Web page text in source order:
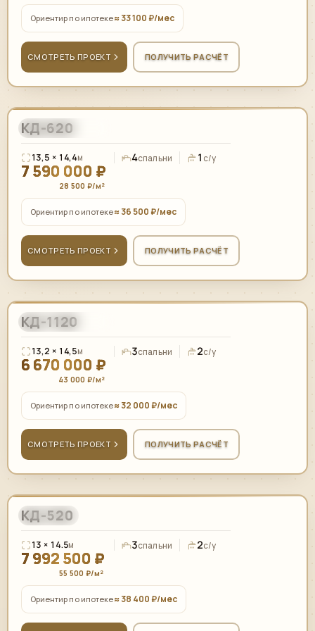
Ориентир по ипотеке≈ 33 100 ₽/мес
СМОТРЕТЬ ПРОЕКТ ПОЛУЧИТЬ РАСЧЁТ
СКАНДИНАВСКИЙ
КД-620
13,5 × 14,4м 4спальни 1 с/у
7 590 000 ₽
28 500 ₽/м²
Ориентир по ипотеке≈ 36 500 ₽/мес
СМОТРЕТЬ ПРОЕКТ ПОЛУЧИТЬ РАСЧЁТ
ПЛОСКАЯ КРОВЛЯ
КД-1120
13,2 × 14,5м 3спальни 2с/у
6 670 000 ₽
43 000 ₽/м²
Ориентир по ипотеке≈ 32 000 ₽/мес
СМОТРЕТЬ ПРОЕКТ ПОЛУЧИТЬ РАСЧЁТ
БАРНХАУС
КД-520
13 × 14.5м 3спальни 2с/у
7 992 500 ₽
55 500 ₽/м²
Ориентир по ипотеке≈ 38 400 ₽/мес